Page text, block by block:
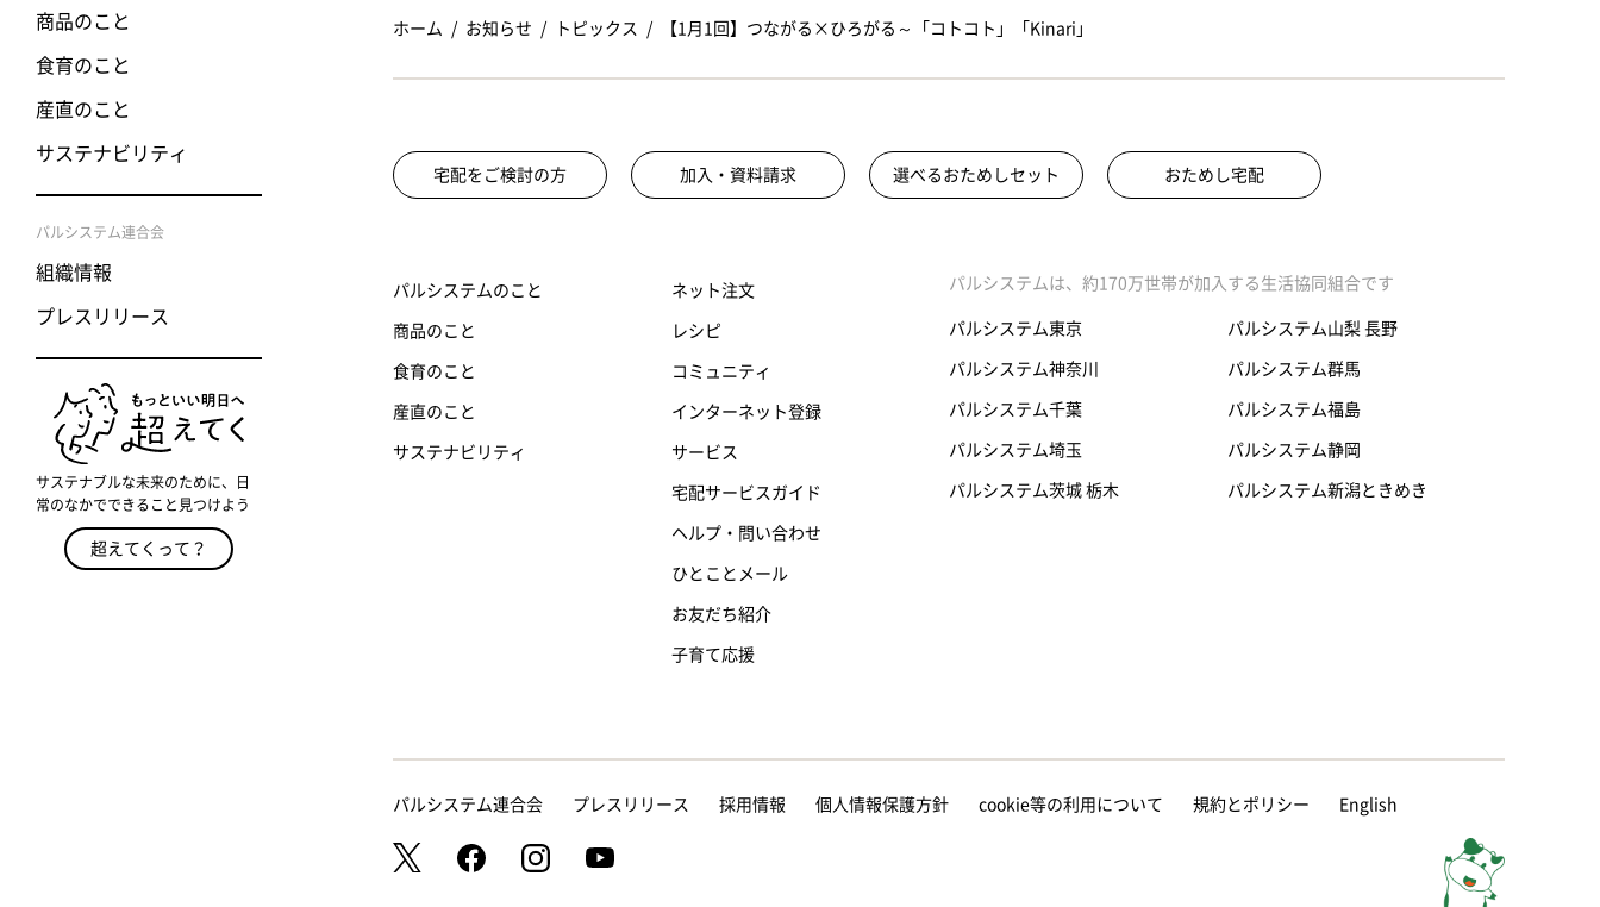
商品のこと
食育のこと
産直のこと
サステナビリティ
パルシステム連合会
組織情報
プレスリリース
サステナブルな未来のために、日
常のなかでできること見つけよう
超えてくって？
ホーム お知らせ トピックス 【1月1回】つながる×ひろがる～「コトコト」「Kinari」
宅配をご検討の方 加入・資料請求 選べるおためしセット おためし宅配
パルシステムのこと
商品のこと
食育のこと
産直のこと
サステナビリティ
ネット注文
レシピ
コミュニティ
インターネット登録
サービス
宅配サービスガイド
ヘルプ・問い合わせ
ひとことメール
お友だち紹介
子育て応援
パルシステムは、約170万世帯が加入する生活協同組合です
パルシステム東京
パルシステム神奈川
パルシステム千葉
パルシステム埼玉
パルシステム茨城 栃木
パルシステム山梨 長野
パルシステム群馬
パルシステム福島
パルシステム静岡
パルシステム新潟ときめき
パルシステム連合会 プレスリリース 採用情報 個人情報保護方針 cookie等の利用について 規約とポリシー English